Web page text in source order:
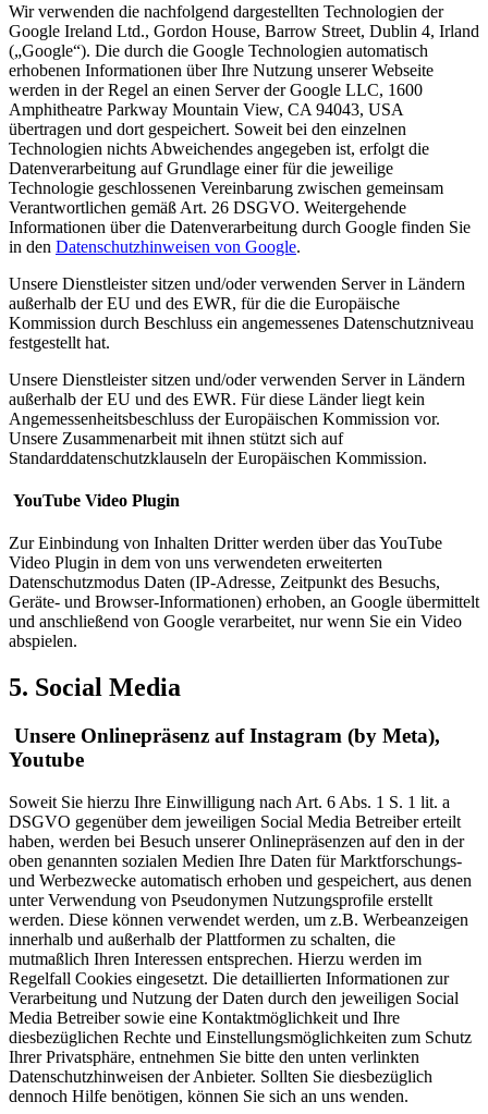
Wir verwenden die nachfolgend dargestellten Technologien der
Google Ireland Ltd., Gordon House, Barrow Street, Dublin 4, Irland
(„Google“). Die durch die Google Technologien automatisch
erhobenen Informationen über Ihre Nutzung unserer Webseite
werden in der Regel an einen Server der Google LLC, 1600
Amphitheatre Parkway Mountain View, CA 94043, USA
übertragen und dort gespeichert. Soweit bei den einzelnen
Technologien nichts Abweichendes angegeben ist, erfolgt die
Datenverarbeitung auf Grundlage einer für die jeweilige
Technologie geschlossenen Vereinbarung zwischen gemeinsam
Verantwortlichen gemäß Art. 26 DSGVO. Weitergehende
Informationen über die Datenverarbeitung durch Google finden Sie
in den Datenschutzhinweisen von Google.
Unsere Dienstleister sitzen und/oder verwenden Server in Ländern
außerhalb der EU und des EWR, für die die Europäische
Kommission durch Beschluss ein angemessenes Datenschutzniveau
festgestellt hat.
Unsere Dienstleister sitzen und/oder verwenden Server in Ländern
außerhalb der EU und des EWR. Für diese Länder liegt kein
Angemessenheitsbeschluss der Europäischen Kommission vor.
Unsere Zusammenarbeit mit ihnen stützt sich auf
Standarddatenschutzklauseln der Europäischen Kommission.
YouTube Video Plugin
Zur Einbindung von Inhalten Dritter werden über das YouTube
Video Plugin in dem von uns verwendeten erweiterten
Datenschutzmodus Daten (IP-Adresse, Zeitpunkt des Besuchs,
Geräte- und Browser-Informationen) erhoben, an Google übermittelt
und anschließend von Google verarbeitet, nur wenn Sie ein Video
abspielen.
5. Social Media
Unsere Onlinepräsenz auf Instagram (by Meta),
Youtube
Soweit Sie hierzu Ihre Einwilligung nach Art. 6 Abs. 1 S. 1 lit. a
DSGVO gegenüber dem jeweiligen Social Media Betreiber erteilt
haben, werden bei Besuch unserer Onlinepräsenzen auf den in der
oben genannten sozialen Medien Ihre Daten für Marktforschungs-
und Werbezwecke automatisch erhoben und gespeichert, aus denen
unter Verwendung von Pseudonymen Nutzungsprofile erstellt
werden. Diese können verwendet werden, um z.B. Werbeanzeigen
innerhalb und außerhalb der Plattformen zu schalten, die
mutmaßlich Ihren Interessen entsprechen. Hierzu werden im
Regelfall Cookies eingesetzt. Die detaillierten Informationen zur
Verarbeitung und Nutzung der Daten durch den jeweiligen Social
Media Betreiber sowie eine Kontaktmöglichkeit und Ihre
diesbezüglichen Rechte und Einstellungsmöglichkeiten zum Schutz
Ihrer Privatsphäre, entnehmen Sie bitte den unten verlinkten
Datenschutzhinweisen der Anbieter. Sollten Sie diesbezüglich
dennoch Hilfe benötigen, können Sie sich an uns wenden.